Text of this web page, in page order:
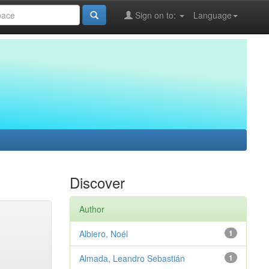
Language
Sign on to:
Discover
Author
1
Albiero, Noél
1
Almada, Leandro Sebastián